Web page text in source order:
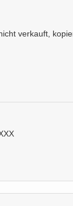
verkauft,